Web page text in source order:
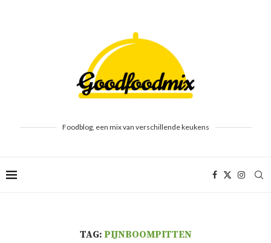
Foodblog, een mix van verschillende keukens
TAG: PIJNBOOMPITTEN